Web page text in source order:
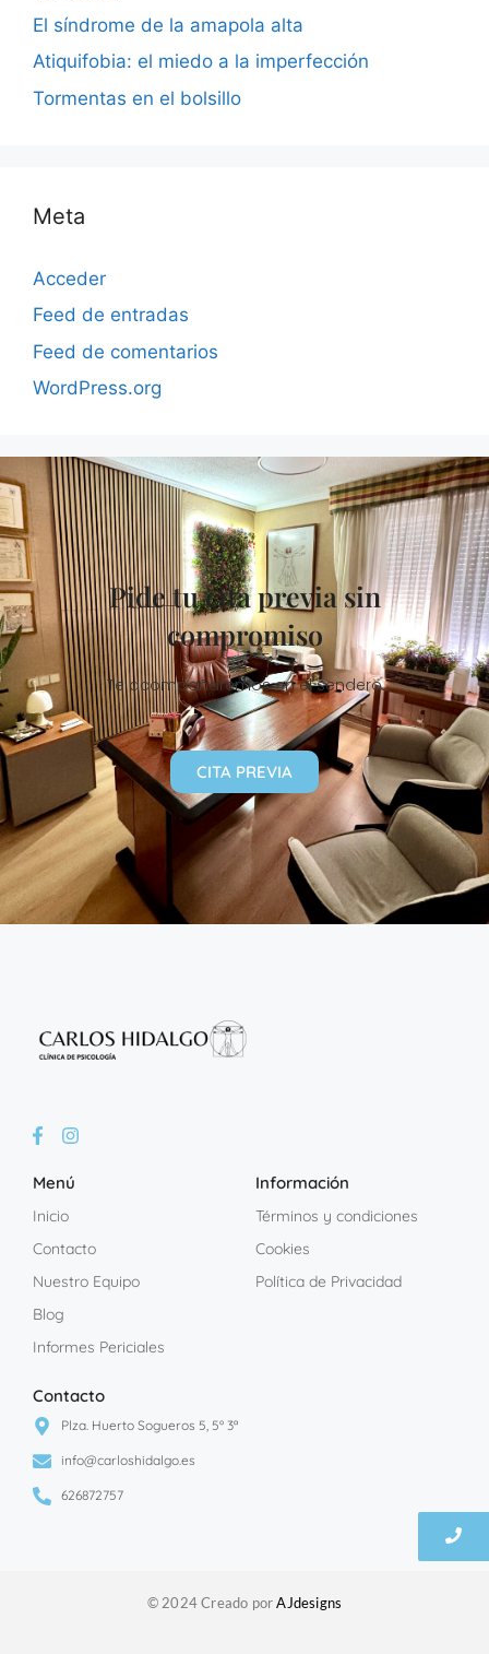
El síndrome de la amapola alta
Atiquifobia: el miedo a la imperfección
Tormentas en el bolsillo
Meta
Acceder
Feed de entradas
Feed de comentarios
WordPress.org
Pide tu cita previa sin
compromiso
Te acompañaremos en el sendero
CITA PREVIA
Menú
Inicio
Contacto
Nuestro Equipo
Blog
Informes Periciales
Información
Términos y condiciones
Cookies
Política de Privacidad
Contacto
Plza. Huerto Sogueros 5, 5º 3ª
info@carloshidalgo.es
626872757
© 2024 Creado porAJdesigns